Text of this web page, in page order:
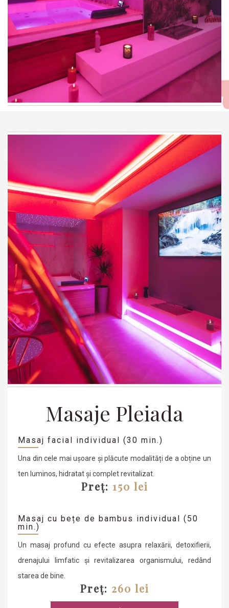
Masaje Pleiada
Masaj facial individual (30 min.)
Una din cele mai ușoare și plăcute modalități de a obține un
ten luminos, hidratat și complet revitalizat.
Preț: 150 lei
Masaj cu bețe de bambus individual (50
min.)
Un masaj profund cu efecte asupra relaxării, detoxifierii,
drenajului limfatic și revitalizarea organismului, redând
starea de bine.
Preț: 260 lei